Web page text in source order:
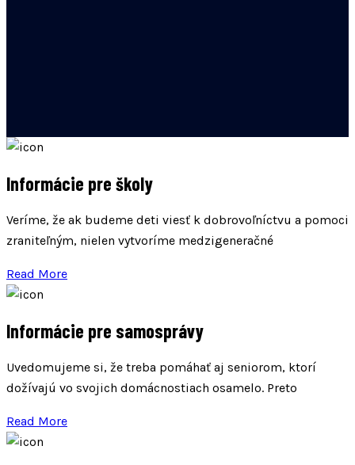
Informácie pre školy
Veríme, že ak budeme deti viesť k dobrovoľníctvu a pomoci
zraniteľným, nielen vytvoríme medzigeneračné
Read More
Informácie pre samosprávy
Uvedomujeme si, že treba pomáhať aj seniorom, ktorí
dožívajú vo svojich domácnostiach osamelo. Preto
Read More